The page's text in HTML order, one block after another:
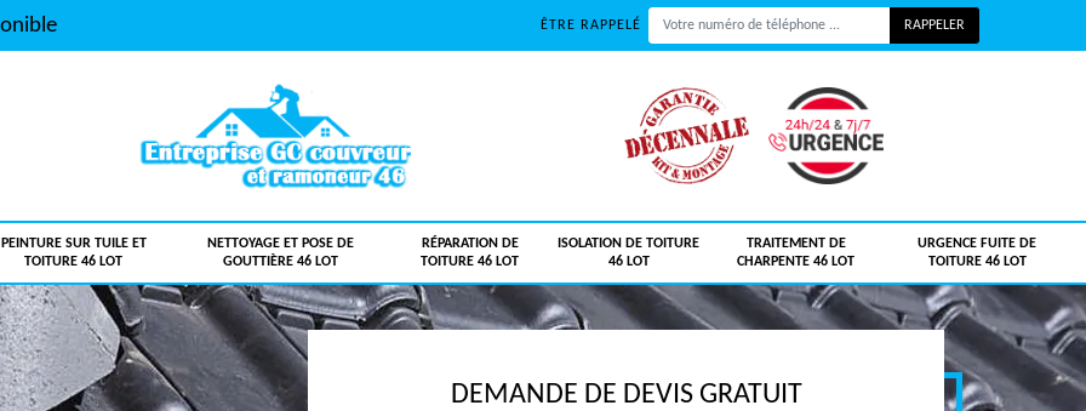
ÊTRE RAPPELÉ
PEINTURE SUR TUILE ET
TOITURE 46 LOT
NETTOYAGE ET POSE DE
GOUTTIÈRE 46 LOT
RÉPARATION DE
TOITURE 46 LOT
ISOLATION DE TOITURE
46 LOT
TRAITEMENT DE
CHARPENTE 46 LOT
URGENCE FUITE DE
TOITURE 46 LOT
DEMANDE DE DEVIS GRATUIT